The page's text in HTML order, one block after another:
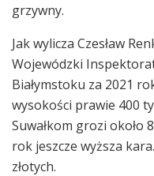
grzywny.
Jak wylicza Czesław
Wojewódzki
Białymstoku za 2021
wysokości prawie 400
Suwałkom grozi około
rok jeszcze wyższa
złotych.